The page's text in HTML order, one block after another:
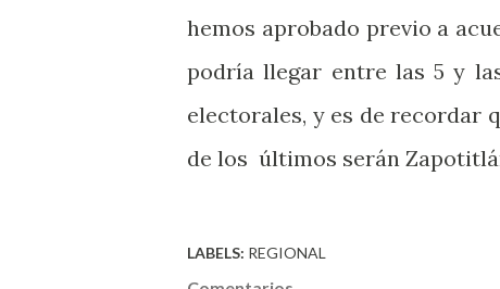
hemos aprobado previo a
podría llegar entre las 5 y
electorales, y es de recordar
de los últimos serán
LABELS: REGIONAL